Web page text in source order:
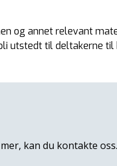
og annet relevant
utstedt til deltakerne
kan du kontakte oss.